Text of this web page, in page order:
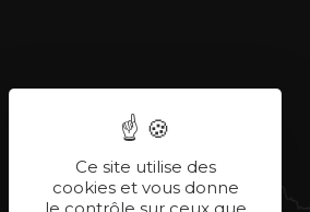
Ce site utilise des
cookies et vous donne